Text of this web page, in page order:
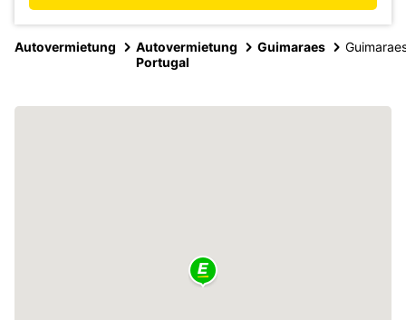
Autovermietung
Autovermietung
Portugal
Guimaraes